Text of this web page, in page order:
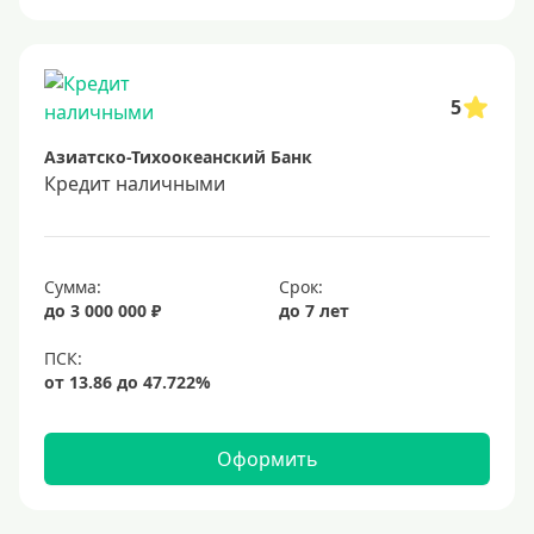
Способы выдачи
Не выходя из дома
С доставкой на дом
Наличными
В долларах США
В евро
Заемщики
5
Азиатско-Тихоокеанский Банк
Кредит наличными
Сумма:
до 3 000 000 ₽
Срок:
до 7 лет
Оформить